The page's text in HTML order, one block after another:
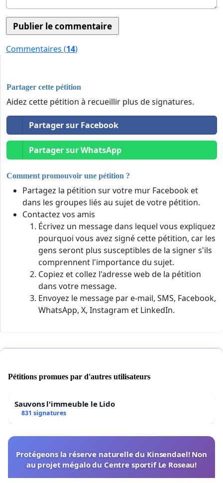
Commentaires (14)
Partager cette pétition
Aidez cette pétition à recueillir plus de signatures.
Partager sur Facebook
Partager sur WhatsApp
Comment promouvoir une pétition ?
Partagez la pétition sur votre mur Facebook et
dans les groupes liés au sujet de votre pétition.
Contactez vos amis
Écrivez un message dans lequel vous expliquez
pourquoi vous avez signé cette pétition, car les
gens seront plus susceptibles de la signer s'ils
comprennent l'importance du sujet.
Copiez et collez l'adresse web de la pétition
dans votre message.
Envoyez le message par e-mail, SMS, Facebook,
WhatsApp, X, Instagram et LinkedIn.
Pétitions promues par d'autres utilisateurs
Sauvons l'immeuble le Lido
831 signatures
Protégeons la réserve naturelle du Kinsendael! Non
au projet mégalo du Centre sportif Le Roseau!